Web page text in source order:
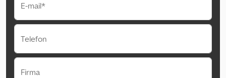
E-mail*
Telefon
Firma